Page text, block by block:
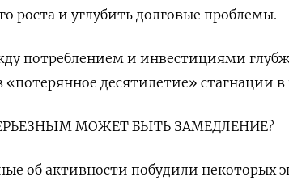
роста и углубить долговые проблемы.
потреблением и инвестициями
«потерянное десятилетие» стагнации в
МОЖЕТ БЫТЬ ЗАМЕДЛЕНИЕ?
об активности побудили некоторых